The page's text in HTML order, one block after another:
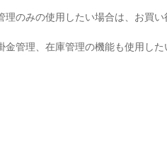
理のみの使用したい場合は、お買
金管理、在庫管理の機能も使用し